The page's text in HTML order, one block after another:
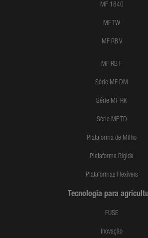
MF 1840
MF TW
MF RB V
MF RB F
Série MF DM
Série MF RK
Série MF TD
Plataforma de Milho
Plataforma Rígida
Plataformas Flexíveis
Tecnologia para
FUSE
Inovação